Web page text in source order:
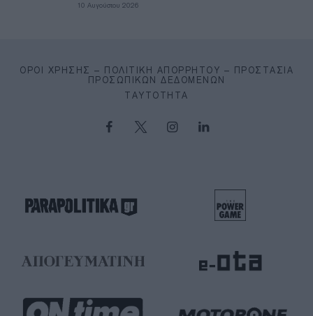
10 Αυγούστου 2026
ΌΡΟΙ ΧΡΉΣΗΣ – ΠΟΛΙΤΙΚΉ ΑΠΟΡΡΉΤΟΥ – ΠΡΟΣΤΑΣΊΑ
ΠΡΟΣΩΠΙΚΏΝ ΔΕΔΟΜΈΝΩΝ
ΤΑΥΤΌΤΗΤΑ